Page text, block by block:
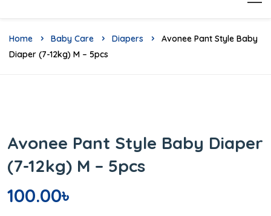
Home Baby Care Diapers
Avonee Pant Style Baby
Diaper (7-12kg) M – 5pcs
Avonee Pant Style Baby Diaper
(7-12kg) M – 5pcs
100.00৳